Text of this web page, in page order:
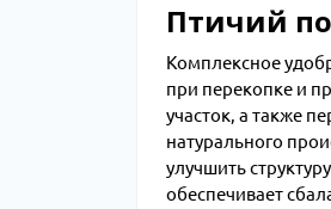
Птичий
Комплексное
при перекопке и
участок, а также
натурального
улучшить
обеспечивает